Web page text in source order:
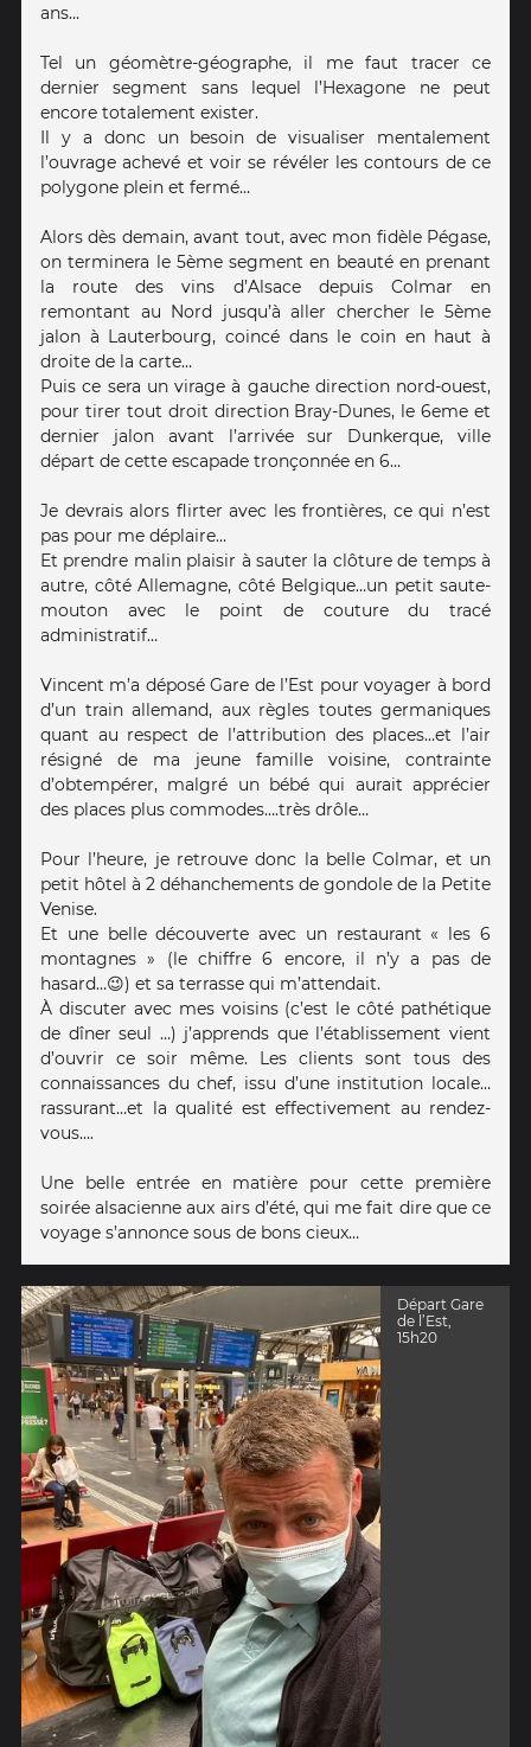
ans…
Tel un géomètre-géographe, il me faut tracer ce
dernier segment sans lequel l’Hexagone ne peut
encore totalement exister.
Il y a donc un besoin de visualiser mentalement
l’ouvrage achevé et voir se révéler les contours de ce
polygone plein et fermé…
Alors dès demain, avant tout, avec mon fidèle Pégase,
on terminera le 5ème segment en beauté en prenant
la route des vins d’Alsace depuis Colmar en
remontant au Nord jusqu’à aller chercher le 5ème
jalon à Lauterbourg, coincé dans le coin en haut à
droite de la carte…
Puis ce sera un virage à gauche direction nord-ouest,
pour tirer tout droit direction Bray-Dunes, le 6eme et
dernier jalon avant l’arrivée sur Dunkerque, ville
départ de cette escapade tronçonnée en 6…
Je devrais alors flirter avec les frontières, ce qui n’est
pas pour me déplaire…
Et prendre malin plaisir à sauter la clôture de temps à
autre, côté Allemagne, côté Belgique…un petit saute-
mouton avec le point de couture du tracé
administratif…
Vincent m’a déposé Gare de l’Est pour voyager à bord
d’un train allemand, aux règles toutes germaniques
quant au respect de l’attribution des places…et l’air
résigné de ma jeune famille voisine, contrainte
d’obtempérer, malgré un bébé qui aurait apprécier
des places plus commodes….très drôle…
Pour l’heure, je retrouve donc la belle Colmar, et un
petit hôtel à 2 déhanchements de gondole de la Petite
Venise.
Et une belle découverte avec un restaurant « les 6
montagnes » (le chiffre 6 encore, il n’y a pas de
hasard…😉) et sa terrasse qui m’attendait.
À discuter avec mes voisins (c’est le côté pathétique
de dîner seul …) j’apprends que l’établissement vient
d’ouvrir ce soir même. Les clients sont tous des
connaissances du chef, issu d’une institution locale…
rassurant…et la qualité est effectivement au rendez-
vous….
Une belle entrée en matière pour cette première
soirée alsacienne aux airs d’été, qui me fait dire que ce
voyage s’annonce sous de bons cieux…
Départ Gare
de l’Est,
15h20